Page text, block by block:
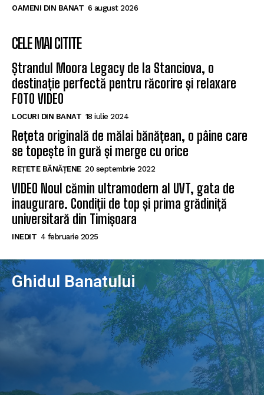
OAMENI DIN BANAT 6 august 2026
CELE MAI CITITE
Ștrandul Moora Legacy de la Stanciova, o
destinație perfectă pentru răcorire și relaxare
FOTO VIDEO
LOCURI DIN BANAT 18 iulie 2024
Rețeta originală de mălai bănățean, o pâine care
se topește în gură și merge cu orice
REȚETE BĂNĂȚENE 20 septembrie 2022
VIDEO Noul cămin ultramodern al UVT, gata de
inaugurare. Condiții de top și prima grădiniță
universitară din Timișoara
INEDIT 4 februarie 2025
Ghidul Banatului